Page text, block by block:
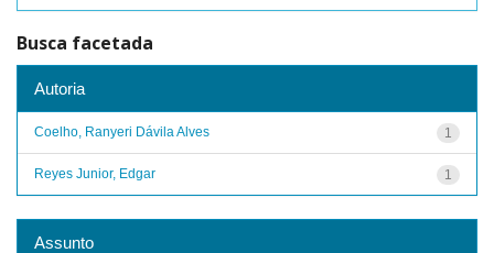
Busca facetada
Autoria
1
Coelho, Ranyeri Dávila Alves
1
Reyes Junior, Edgar
Assunto